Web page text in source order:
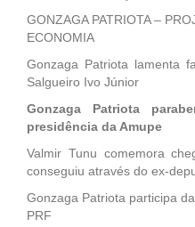
GONZAGA PATRIOTA –
ECONOMIA
Gonzaga Patriota lamenta
Salgueiro Ivo Júnior
Gonzaga Patriota
presidência da Amupe
Valmir Tunu comemora
conseguiu através do ex-
Gonzaga Patriota participa
PRF